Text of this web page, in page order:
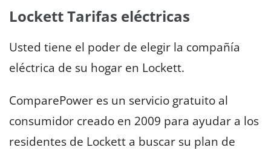
Lockett Tarifas eléctricas
Usted tiene el poder de elegir la compañía
eléctrica de su hogar en Lockett.
ComparePower es un servicio gratuito al
consumidor creado en 2009 para ayudar a los
residentes de Lockett a buscar su plan de